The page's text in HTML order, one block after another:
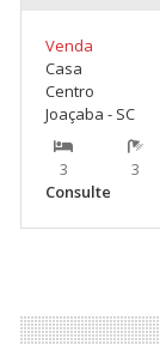
Venda
Casa
Centro
Joaçaba - SC
3 3
Consulte